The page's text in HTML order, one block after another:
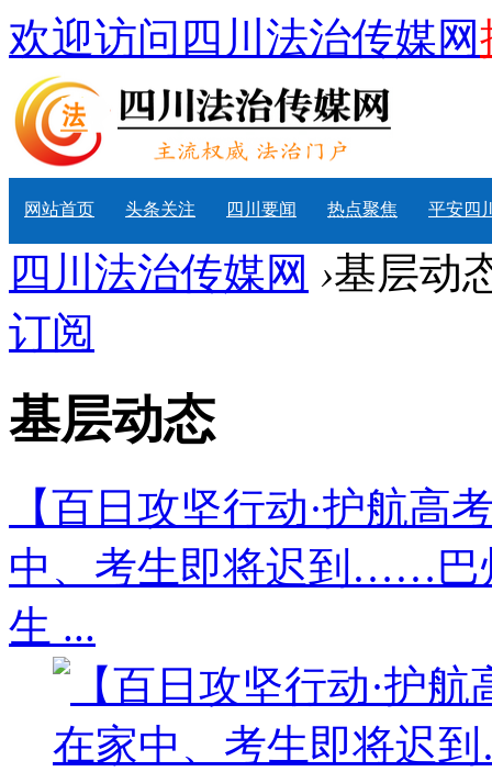
欢迎访问四川法治传媒网
网站首页 头条关注 四川要闻 热点聚焦 平安四
四川法治传媒网 ›基层动
订阅
基层动态
【百日攻坚行动·护航高
中、考生即将迟到……巴
生 ...